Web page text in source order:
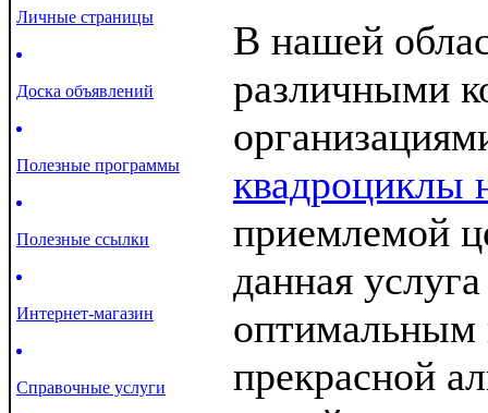
Личные страницы
Доска объявлений
Полезные программы
Полезные ссылки
Интернет-магазин
Справочные услуги
В нашей
различными
квадроциклы
приемлемой
данная
оптимальным
прекрасной